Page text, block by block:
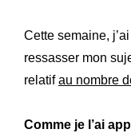
Cette semaine,
ressasser mon
relatifau nombre
Comme je l’ai